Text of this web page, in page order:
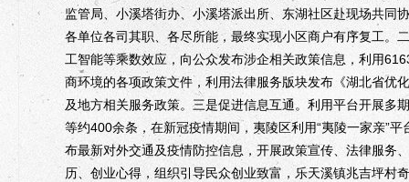
监管局、小溪塔街办、小溪塔派出所、东湖社区赴现场共同
各单位各司其职、各尽所能，最终实现小区商户有序复工。
工智能等乘数效应，向公众发布涉企相关政策信息，利用
商环境的各项政策文件，利用法律服务版块发布《湖北省优
及地方相关服务政策。三是促进信息互通。利用平台开展多
等约400余条，在新冠疫情期间，夷陵区利用“夷陵一家亲”
布最新对外交通及疫情防控信息，开展政策宣传、法律服务
历、创业心得，组织引导民众创业致富，乐天溪镇兆吉坪村